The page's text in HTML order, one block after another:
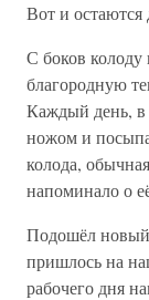
Вот и остаются
С боков колоду
благородную
Каждый день, в
ножом и
колода,
напоминало о
Подошёл новый
пришлось на
рабочего дня